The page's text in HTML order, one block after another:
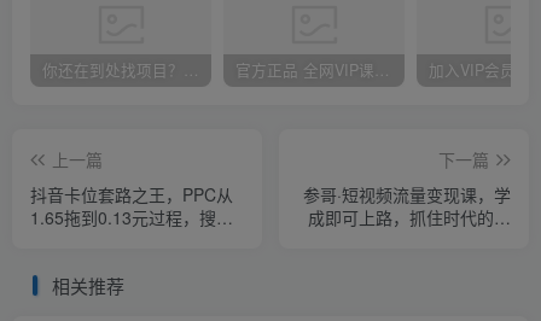
你还在到处找项目？还在当韭菜？我却靠卖项目一个月赚5万，曾经我也和你一样懵懂。 官方正品 全网VIP课程 无损下载~
上一篇
抖音卡位套路之王，PPC从
1.65拖到0.13元过程，搜索
下一篇
参哥·短视频流量变现课，学
成即可上路，抓住时代的红
相关推荐